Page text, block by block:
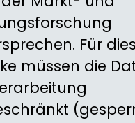
Für
müssen die